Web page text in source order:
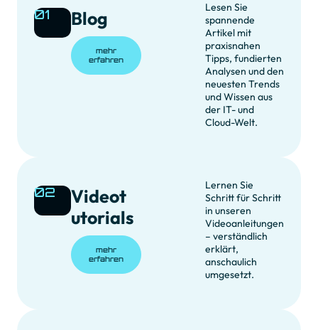
01 Blog
mehr
erfahren
Lesen Sie
spannende
Artikel mit
praxisnahen
Tipps, fundierten
Analysen und den
neuesten Trends
und Wissen aus
der IT- und
Cloud-Welt.
02
Videot
utorials
mehr
erfahren
Lernen Sie
Schritt für Schritt
in unseren
Videoanleitungen
– verständlich
erklärt,
anschaulich
umgesetzt.